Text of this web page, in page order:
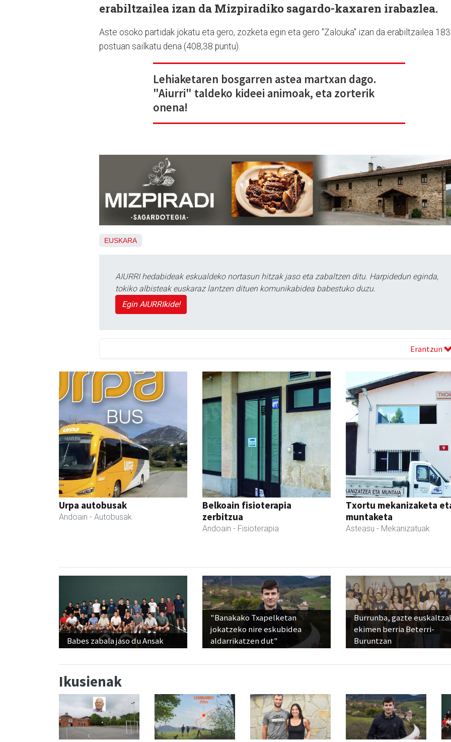
erabiltzailea izan da Mizpiradiko sagardo-kaxaren irabazlea.
Aste osoko partidak jokatu eta gero, zozketa egin eta gero "Zalouka" izan da erabiltzailea
postuan sailkatu dena (408,38 puntu).
Lehiaketaren bosgarren astea martxan dago.
"Aiurri" taldeko kideei animoak, eta zorterik
onena!
EUSKARA
AIURRI hedabideak eskualdeko nortasun hitzak jaso eta zabaltzen ditu. Harpidedun eginda,
tokiko albisteak euskaraz lantzen dituen komunikabidea babestuko duzu.
Egin AIURRIkide!
Erantzun
Urpa autobusak
Andoain - Autobusak
Belkoain fisioterapia
zerbitzua
Andoain - Fisioterapia
Txortu mekanizaketa
muntaketa
Asteasu - Mekanizatuak
Babes zabala jaso du Ansak
"Banakako Txapelketan
jokatzeko nire eskubidea
aldarrikatzen dut"
Burrunba, gazte
ekimen berria Beterri-
Buruntzan
Ikusienak